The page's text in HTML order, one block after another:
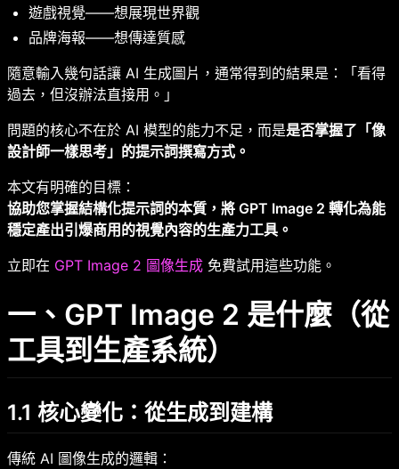
遊戲視覺——想展現世界觀
品牌海報——想傳達質感
隨意輸入幾句話讓 AI 生成圖片，通常得到的結果是：「看得
過去，但沒辦法直接用。」
問題的核心不在於 AI 模型的能力不足，而是是否掌握了「像
設計師一樣思考」的提示詞撰寫方式。
本文有明確的目標：
協助您掌握結構化提示詞的本質，將 GPT Image 2 轉化為能
穩定產出引爆商用的視覺內容的生產力工具。
立即在 GPT Image 2 圖像生成 免費試用這些功能。
一、GPT Image 2 是什麼（從
工具到生產系統）
1.1 核心變化：從生成到建構
傳統 AI 圖像生成的邏輯：